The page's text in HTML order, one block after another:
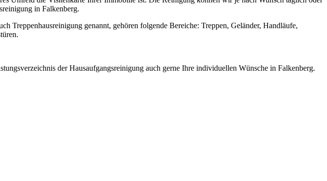
in Falkenberg.
Treppenhausreinigung genannt, gehören folgende Bereiche: Treppen, Geländer, Handläufe,
der Hausaufgangsreinigung auch gerne Ihre individuellen Wünsche in Falkenberg.